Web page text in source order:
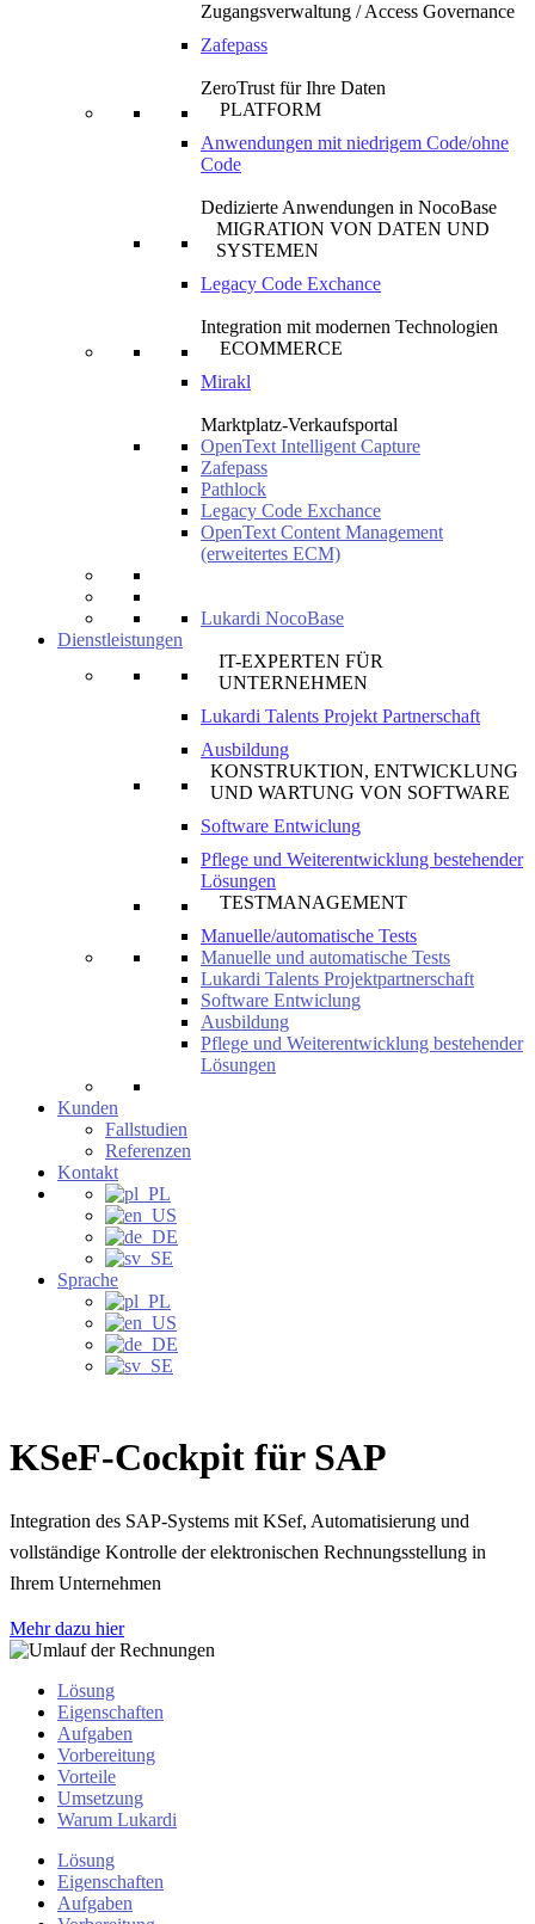
Zugangsverwaltung / Access Governance
Zafepass
ZeroTrust für Ihre Daten
PLATFORM
Anwendungen mit niedrigem Code/ohne
Code
Dedizierte Anwendungen in NocoBase
MIGRATION VON DATEN UND
SYSTEMEN
Legacy Code Exchance
Integration mit modernen Technologien
ECOMMERCE
Mirakl
Marktplatz-Verkaufsportal
OpenText Intelligent Capture
Zafepass
Pathlock
Legacy Code Exchance
OpenText Content Management
(erweitertes ECM)
Lukardi NocoBase
Dienstleistungen
IT-EXPERTEN FÜR
UNTERNEHMEN
Lukardi Talents Projekt Partnerschaft
Ausbildung
KONSTRUKTION, ENTWICKLUNG
UND WARTUNG VON SOFTWARE
Software Entwiclung
Pflege und Weiterentwicklung bestehender
Lösungen
TESTMANAGEMENT
Manuelle/automatische Tests
Manuelle und automatische Tests
Lukardi Talents Projektpartnerschaft
Software Entwiclung
Ausbildung
Pflege und Weiterentwicklung bestehender
Lösungen
Kunden
Fallstudien
Referenzen
Kontakt
Sprache
KSeF-Cockpit für SAP
Integration des SAP-Systems mit KSef, Automatisierung und
vollständige Kontrolle der elektronischen Rechnungsstellung in
Ihrem Unternehmen
Mehr dazu hier
Lösung
Eigenschaften
Aufgaben
Vorbereitung
Vorteile
Umsetzung
Warum Lukardi
Lösung
Eigenschaften
Aufgaben